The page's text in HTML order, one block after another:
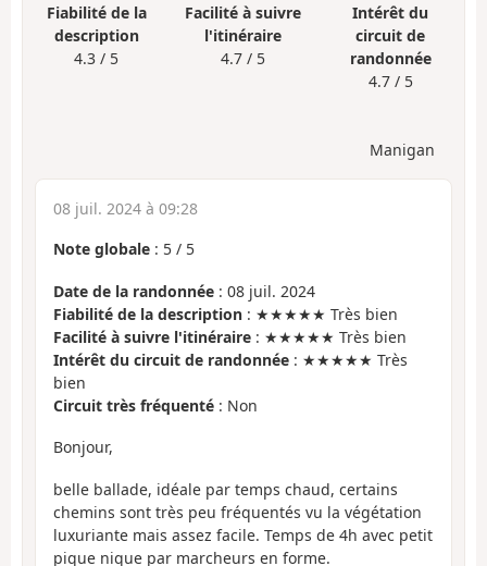
Fiabilité de la
description
4.3 / 5
Facilité à suivre
l'itinéraire
4.7 / 5
Intérêt du
circuit de
randonnée
4.7 / 5
Manigan
08 juil. 2024 à 09:28
Note globale : 5 / 5
Date de la randonnée : 08 juil. 2024
Fiabilité de la description : ★★★★★ Très bien
Facilité à suivre l'itinéraire : ★★★★★ Très bien
Intérêt du circuit de randonnée : ★★★★★ Très
bien
Circuit très fréquenté : Non
Bonjour,
belle ballade, idéale par temps chaud, certains
chemins sont très peu fréquentés vu la végétation
luxuriante mais assez facile. Temps de 4h avec petit
pique nique par marcheurs en forme.